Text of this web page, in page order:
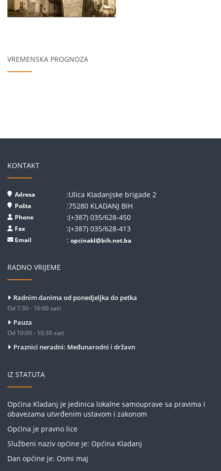
VREMENSKA PROGNOZA
KONTAKT
Adresa :Ulica Kladanjske brigade 2
Pošta :75280 KLADANJ BIH
Phone :(+387) 035/628-450
Fax :(+387) 035/628-413
Email : opcinakl@bih.net.ba
RADNO VRIJEME
Radnim danima od ponedjeljka do petka
Od 7:30 - 16:00 sati
Pauza
Od 10:00 - 10:30 sati
Praznici neradni: Međunarodni i državn
IZ STATUTA
Općina Kladanj je jedinica lokalne samouprave sa pravima i
obavezama utvrđenim ustavom i zakonom
Općina je pravno lice
Službeni naziv općine je: Općina Kladanj
Dan općine je: Osmi maj